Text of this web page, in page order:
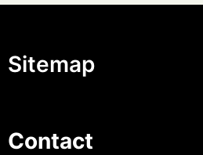
Sitemap
Contact